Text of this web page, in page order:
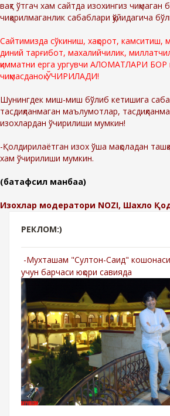
вақт ўтгач хам сайтда изохингиз чиқмаган
чиқарилмаганлик сабаблари қўйидагича
Сайтимизда сўкиниш, хақорот, камситиш,
диний тарғибот, махалийчилик,
қимматни ерга ургувчи АЛОМАТЛАРИ БОР
чиқмасданоқ ЎЧИРИЛАДИ!
Шунингдек миш-миш бўлиб кетишига
тасдиқланмаган маълумотлар,
изохлардан ўчирилиши мумкин!
-Қолдирилаётган изох ўша мақоладан
хам ўчирилиши мумкин.
(батафсил манбаа)
Изохлар модератори NOZI, Шахло
РЕКЛОМ:)
-Мухташам "Султон-Саид"
учун барчаси юқори савияда